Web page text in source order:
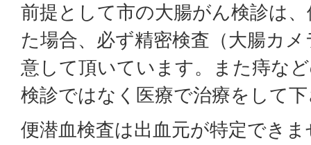
前提として市の大腸がん検診は
た場合、必ず精密検査（大腸カ
意して頂いています。また痔な
検診ではなく医療で治療をして
便潜血検査は出血元が特定でき